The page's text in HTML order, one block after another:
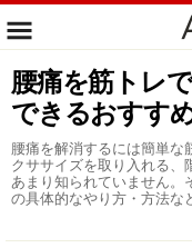
腰痛を筋トレ
できるおすす
腰痛を解消するには簡単な
クササイズを取り入れる、
あまり知られていません。
の具体的なやり方・方法な